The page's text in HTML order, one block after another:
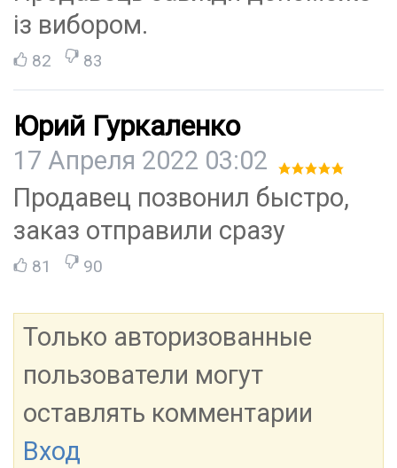
із вибором.
82 83
Юрий Гуркаленко
17 Апреля 2022 03:02
Продавец позвонил быстро,
заказ отправили сразу
81 90
Только авторизованные
пользователи могут
оставлять комментарии
Вход